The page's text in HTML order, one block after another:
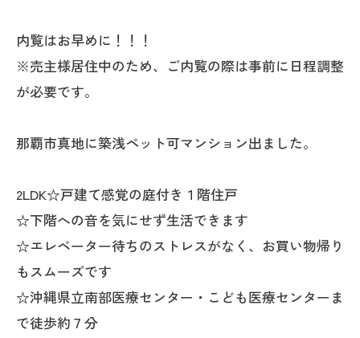
内覧はお早めに！！！
※売主様居住中のため、ご内覧の際は事前に日程調整
が必要です。
那覇市真地に築浅ペット可マンション出ました。
2LDK☆戸建て感覚の庭付き１階住戸
☆下階への音を気にせず生活できます
☆エレベーター待ちのストレスがなく、お買い物帰り
もスムーズです
☆沖縄県立南部医療センター・こども医療センターま
で徒歩約７分